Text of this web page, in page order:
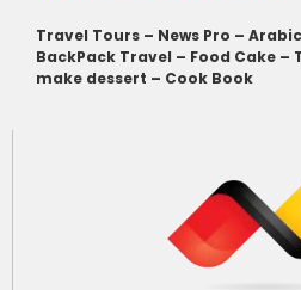
Travel Tours – News Pro –
BackPack Travel – Food Cake –
make dessert – Cook Book